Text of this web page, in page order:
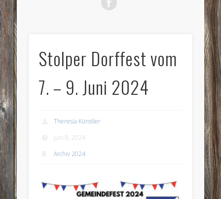
Stolper Dorffest vom
7. – 9. Juni 2024
Theresia Künstler
Juni 8, 2024
Archiv 2024